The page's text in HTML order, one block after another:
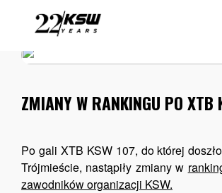
AKTUALNOŚCI
ZMIANY W RANKINGU PO XTB
Po gali XTB KSW 107, do której
Trójmieście, nastąpiły zmiany w
zawodników organizacji KSW.